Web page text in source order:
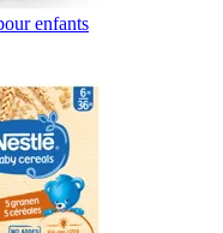
enfants